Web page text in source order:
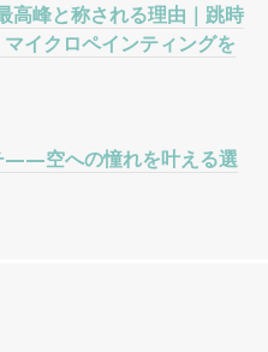
高峰と称される理由｜跳時
イクロペインティングを
——空への憧れを叶える選